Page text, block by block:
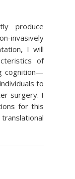
produce
invasively
I will
of
cognition—
to
surgery. I
for this